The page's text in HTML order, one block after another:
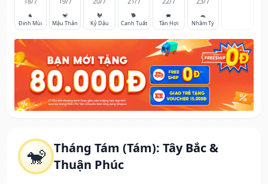
🐒 Tháng Tám (Tám): Tây Bắc &
Thuận Phúc
🐐
Đinh Mùi
🐒
Mậu Thân
🐓
Kỷ Dậu
🐕
Canh Tuất
🐖
Tân Hợi
🐀
Nhâm Tý